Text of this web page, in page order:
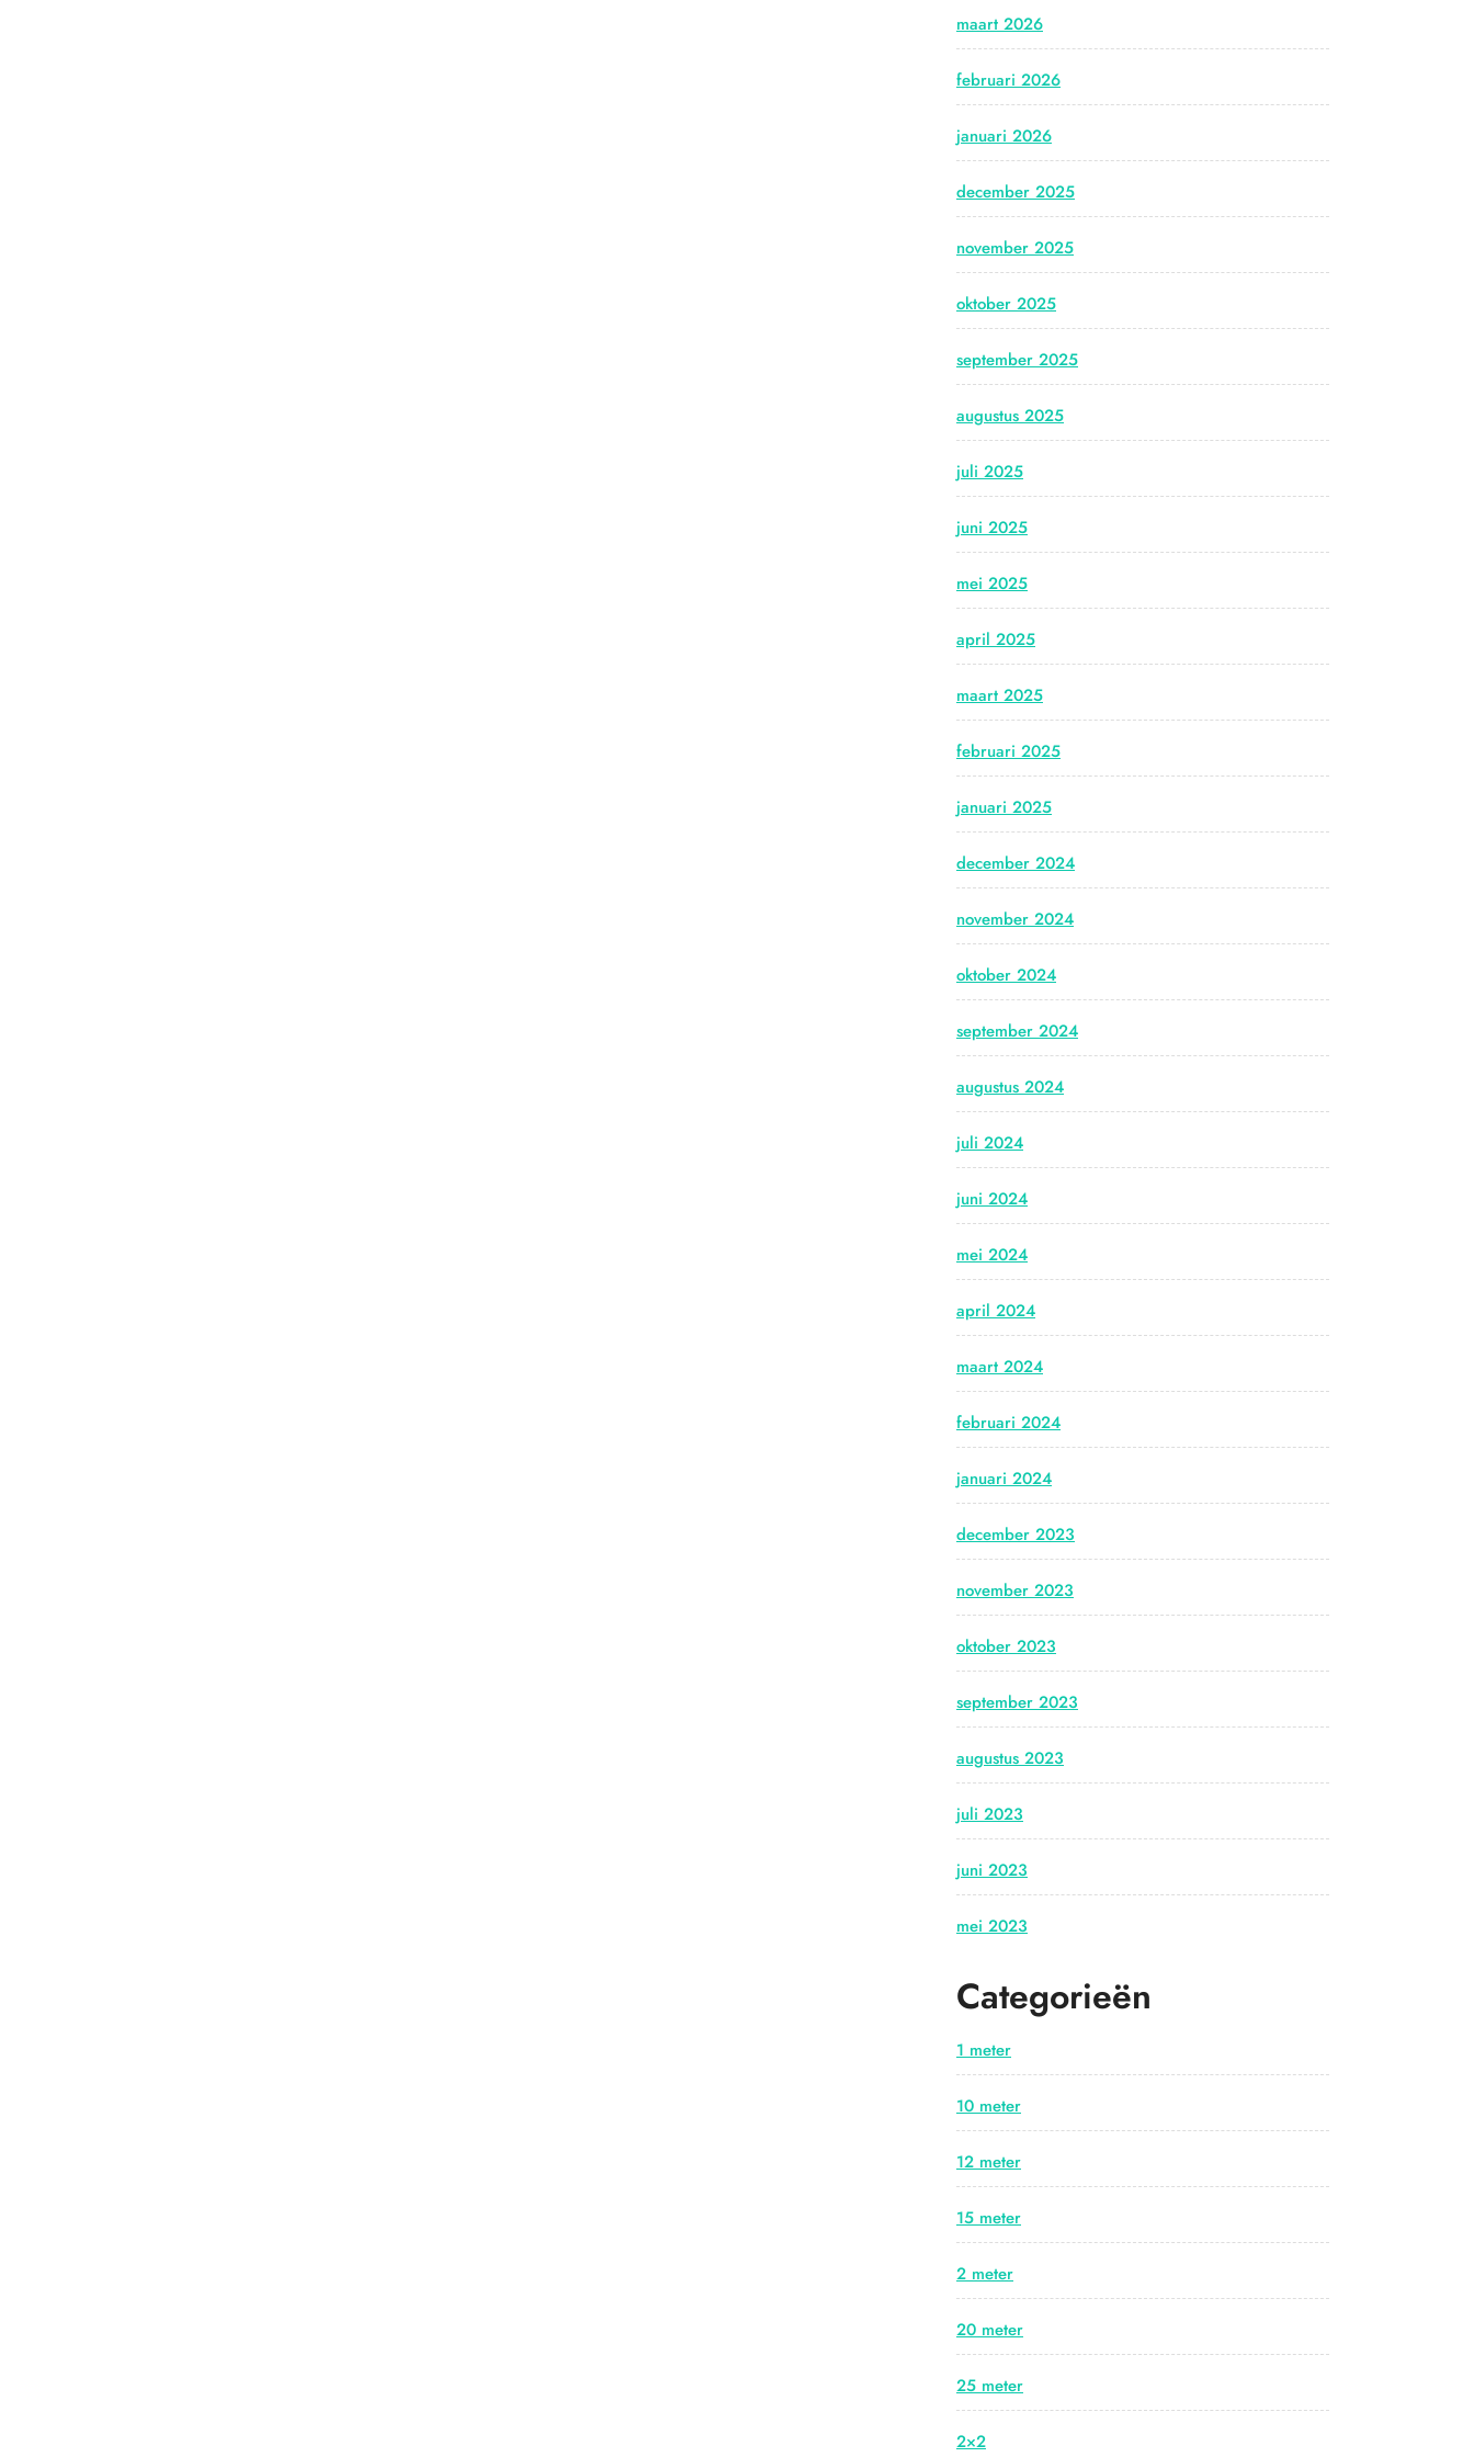
maart 2026
februari 2026
januari 2026
december 2025
november 2025
oktober 2025
september 2025
augustus 2025
juli 2025
juni 2025
mei 2025
april 2025
maart 2025
februari 2025
januari 2025
december 2024
november 2024
oktober 2024
september 2024
augustus 2024
juli 2024
juni 2024
mei 2024
april 2024
maart 2024
februari 2024
januari 2024
december 2023
november 2023
oktober 2023
september 2023
augustus 2023
juli 2023
juni 2023
mei 2023
Categorieën
1 meter
10 meter
12 meter
15 meter
2 meter
20 meter
25 meter
2×2